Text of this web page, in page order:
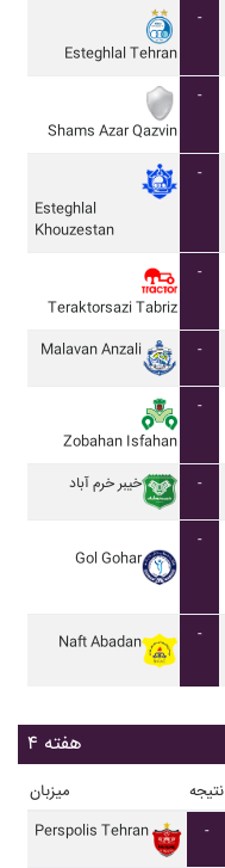
Esteghlal Tehran
-
Shams Azar Qazvin
-
Esteghlal
Khouzestan
-
Teraktorsazi Tabriz
-
Malavan Anzali -
Zobahan Isfahan
-
خيبر خرم آباد -
Gol Gohar
-
Naft Abadan
-
هفته ۴
میزبان نتیجه
Perspolis Tehran -